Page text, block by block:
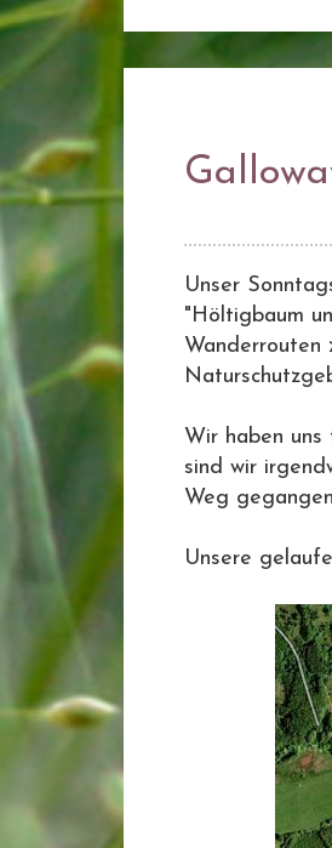
Unser
"Höltigbaum
Wanderrouten
Wir haben
sind wir
Weg
Unsere